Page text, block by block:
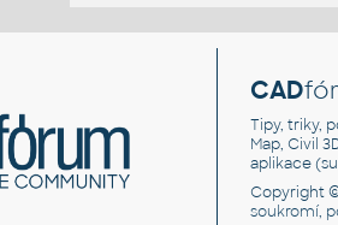
CAD
Tipy, triky,
Map, Civil
aplikace
Copyright
soukromí,